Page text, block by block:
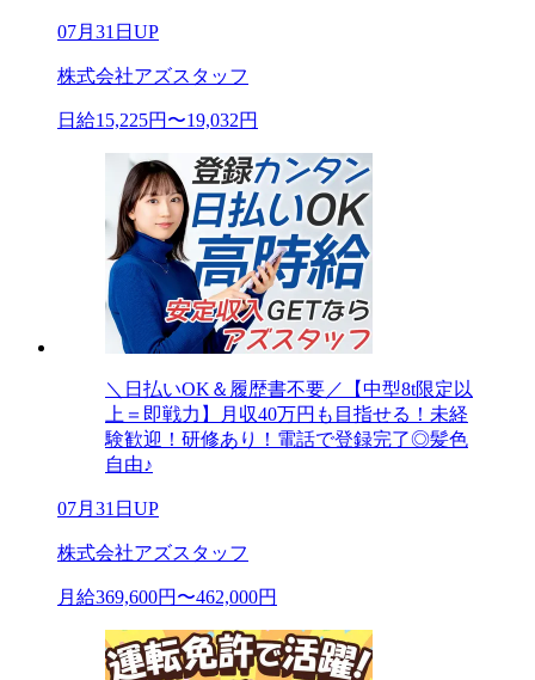
07月31日UP
株式会社アズスタッフ
日給15,225円〜19,032円
＼日払いOK＆履歴書不要／【中型8t限定以
上＝即戦力】月収40万円も目指せる！未経
験歓迎！研修あり！電話で登録完了◎髪色
自由♪
07月31日UP
株式会社アズスタッフ
月給369,600円〜462,000円